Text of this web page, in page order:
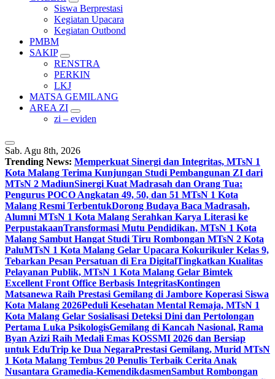
Siswa Berprestasi
Kegiatan Upacara
Kegiatan Outbond
PMBM
SAKIP
RENSTRA
PERKIN
LKJ
MATSA GEMILANG
AREA ZI
zi – eviden
Sab. Agu 8th, 2026
Trending News: Memperkuat Sinergi dan Integritas, MTsN 1
Kota Malang Terima Kunjungan Studi Pembangunan ZI dari
MTsN 2 MadiunSinergi Kuat Madrasah dan Orang Tua:
Pengurus POCO Angkatan 49, 50, dan 51 MTsN 1 Kota
Malang Resmi TerbentukDorong Budaya Baca Madrasah,
Alumni MTsN 1 Kota Malang Serahkan Karya Literasi ke
PerpustakaanTransformasi Mutu Pendidikan, MTsN 1 Kota
Malang Sambut Hangat Studi Tiru Rombongan MTsN 2 Kota
PaluMTsN 1 Kota Malang Gelar Upacara Kokurikuler Kelas 9,
Tebarkan Pesan Persatuan di Era DigitalTingkatkan Kualitas
Pelayanan Publik, MTsN 1 Kota Malang Gelar Bimtek
Excellent Front Office Berbasis IntegritasKontingen
Matsanewa Raih Prestasi Gemilang di Jambore Koperasi Siswa
Kota Malang 2026Peduli Kesehatan Mental Remaja, MTsN 1
Kota Malang Gelar Sosialisasi Deteksi Dini dan Pertolongan
Pertama Luka PsikologisGemilang di Kancah Nasional, Rama
Byan Azizi Raih Medali Emas KOSSMI 2026 dan Bersiap
untuk EduTrip ke Dua NegaraPrestasi Gemilang, Murid MTsN
1 Kota Malang Tembus 20 Penulis Terbaik Cerita Anak
Nusantara Gramedia-KemendikdasmenSambut Rombongan